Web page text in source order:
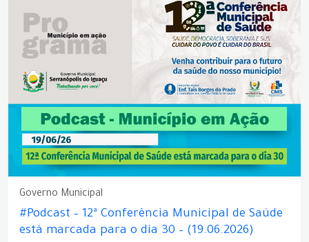
Governo Municipal
#Podcast – 12ª Conferência Municipal de Saúde
está marcada para o dia 30 – (19.06.2026)